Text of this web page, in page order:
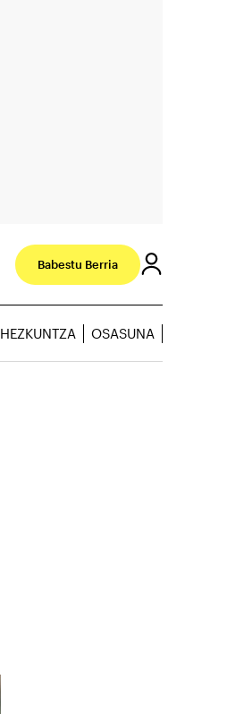
Babestu Berria
HEZKUNTZA OSASUNA